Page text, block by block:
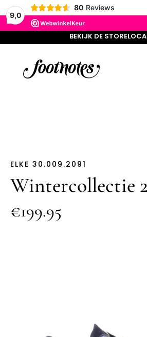
9,0
80 Reviews
BEKIJK DE
BEKIJK DE
ELKE 30.009.2091
Wintercollectie
€199.95